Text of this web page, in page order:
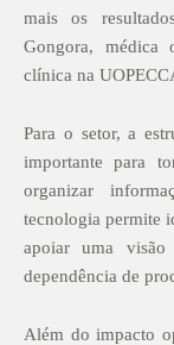
mais os
Gongora, médica
clínica na
Para o setor, a
importante para
organizar
tecnologia permite
apoiar uma
dependência de
Além do impacto